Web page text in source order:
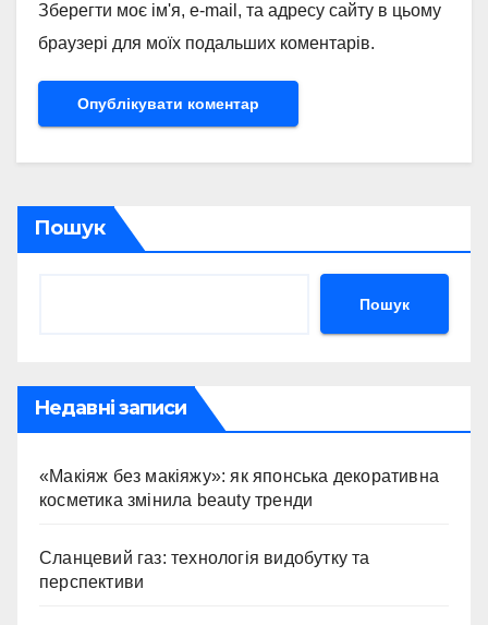
Зберегти моє ім'я, e-mail, та адресу сайту в цьому
браузері для моїх подальших коментарів.
Пошук
Пошук
Недавні записи
«Макіяж без макіяжу»: як японська декоративна
косметика змінила beauty тренди
Сланцевий газ: технологія видобутку та
перспективи